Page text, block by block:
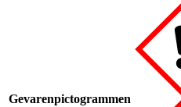
Gevarenpictogrammen